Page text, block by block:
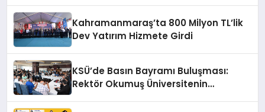
Kahramanmaraş’ta 800 Milyon TL’lik
Dev Yatırım Hizmete Girdi
KSÜ’de Basın Bayramı Buluşması:
Rektör Okumuş Üniversitenin